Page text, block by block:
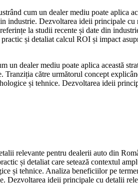
cum un dealer mediu poate aplica
industrie. Dezvoltarea ideii principale
la studii recente și date din
și detaliat calcul ROI și impact
dealer mediu poate aplica această
către următorul concept
și tehnice. Dezvoltarea ideii
relevante pentru dealerii auto din
și detaliat care setează contextul
și tehnice. Analiza beneficiilor pe
Dezvoltarea ideii principale cu detalii